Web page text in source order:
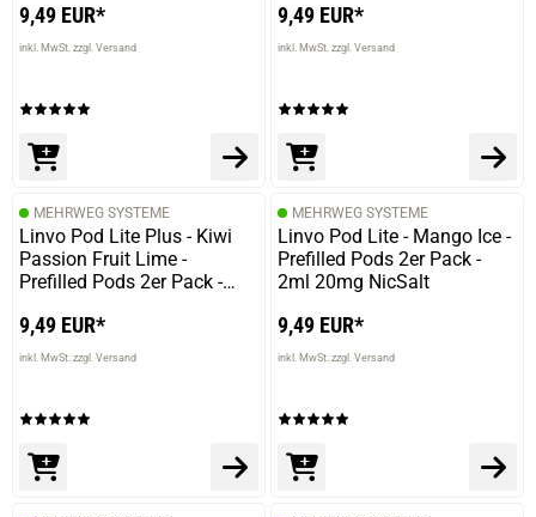
9,49 EUR*
inkl. MwSt. zzgl. Versand
9,49 EUR*
inkl. MwSt. zzgl. Versand
MEHRWEG SYSTEME
Linvo Pod Lite Plus - Kiwi
Passion Fruit Lime -
Prefilled Pods 2er Pack -
9,49 EUR*
inkl. MwSt. zzgl. Versand
MEHRWEG SYSTEME
Linvo Pod Lite - Mango Ice -
Prefilled Pods 2er Pack -
2ml 20mg NicSalt
9,49 EUR*
inkl. MwSt. zzgl. Versand